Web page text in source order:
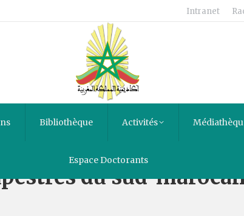
Intranet
Bibliothèque Activités
Espace Doctorants
du sud-